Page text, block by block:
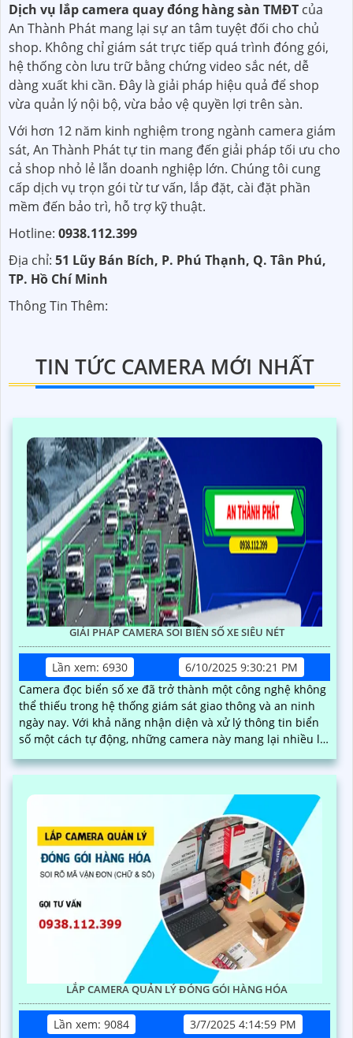
Dịch vụ lắp camera quay đóng hàng sàn TMĐT của
An Thành Phát mang lại sự an tâm tuyệt đối cho chủ
shop. Không chỉ giám sát trực tiếp quá trình đóng gói,
hệ thống còn lưu trữ bằng chứng video sắc nét, dễ
dàng xuất khi cần. Đây là giải pháp hiệu quả để shop
vừa quản lý nội bộ, vừa bảo vệ quyền lợi trên sàn.
Với hơn 12 năm kinh nghiệm trong ngành camera giám
sát, An Thành Phát tự tin mang đến giải pháp tối ưu cho
cả shop nhỏ lẻ lẫn doanh nghiệp lớn. Chúng tôi cung
cấp dịch vụ trọn gói từ tư vấn, lắp đặt, cài đặt phần
mềm đến bảo trì, hỗ trợ kỹ thuật.
Hotline: 0938.112.399
Địa chỉ: 51 Lũy Bán Bích, P. Phú Thạnh, Q. Tân Phú,
TP. Hồ Chí Minh
Thông Tin Thêm:
TIN TỨC CAMERA MỚI NHẤT
GIẢI PHÁP CAMERA SOI BIỂN SỐ XE SIÊU NÉT
Lần xem: 6930
6/10/2025 9:30:21 PM
Camera đọc biển số xe đã trở thành một công nghệ không
thể thiếu trong hệ thống giám sát giao thông và an ninh
ngày nay. Với khả năng nhận diện và xử lý thông tin biển
số một cách tự động, những camera này mang lại nhiều lợi
ích đáng kể, từ việc quản lý phương tiện đến việc nâng cao
hiệu quả an ninh
LẮP CAMERA QUẢN LÝ ĐÓNG GÓI HÀNG HÓA
Lần xem: 9084
3/7/2025 4:14:59 PM